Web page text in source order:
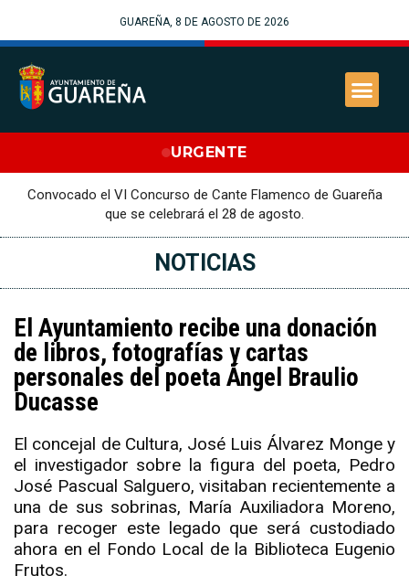
GUAREÑA, 8 DE AGOSTO DE 2026
URGENTE
Convocado el VI Concurso de Cante Flamenco de Guareña
que se celebrará el 28 de agosto.
NOTICIAS
El Ayuntamiento recibe una donación
de libros, fotografías y cartas
personales del poeta Ángel Braulio
Ducasse
El concejal de Cultura, José Luis Álvarez Monge y
el investigador sobre la figura del poeta, Pedro
José Pascual Salguero, visitaban recientemente a
una de sus sobrinas, María Auxiliadora Moreno,
para recoger este legado que será custodiado
ahora en el Fondo Local de la Biblioteca Eugenio
Frutos.